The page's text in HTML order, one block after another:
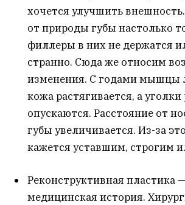
хочется улучшить
от природы губы настолько
филлеры в них не держатся
странно. Сюда же относим
изменения. С годами мышцы
кожа растягивается, а уголки
опускаются. Расстояние от
губы увеличивается. Из-за
кажется уставшим, строгим
Реконструктивная пластика
медицинская история.